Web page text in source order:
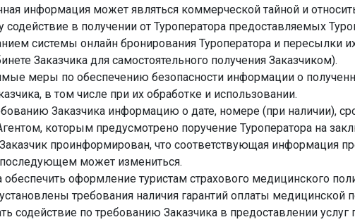
информация может являться коммерческой тайной и
содействие в получении от Туроператора предоставляемых
системы онлайн бронирования Туроператора и
Заказчика для самостоятельного получения Заказчиком).
меры по обеспечению безопасности информации о
в том числе при их обработке и использовании.
Заказчика информацию о дате, номере (при наличии),
которым предусмотрено поручение Туроператора на
Заказчик проинформирован, что соответствующая информация
может измениться.
обеспечить оформление туристам страхового медицинского
требования наличия гарантий оплаты
содействие по требованию Заказчика в предоставлении